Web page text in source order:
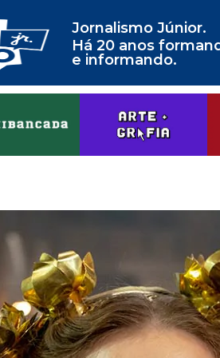
Jornalismo Júnior.
Há 20 anos
e informando.